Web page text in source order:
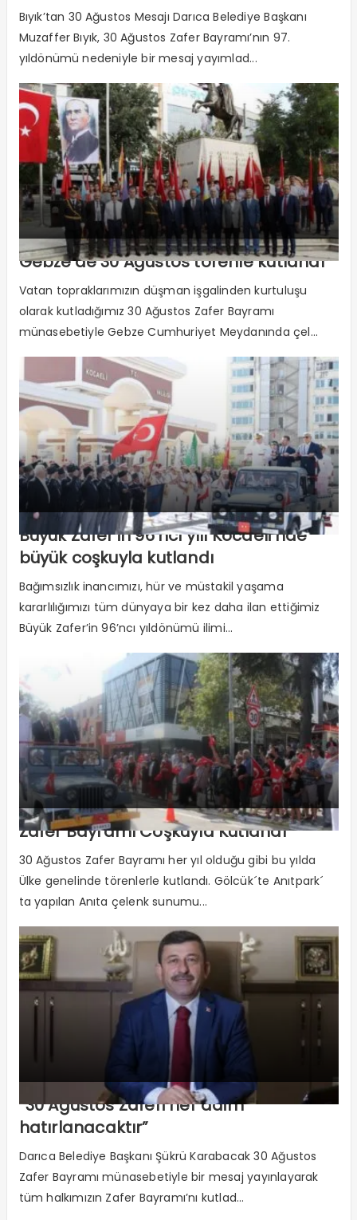
Bıyık’tan 30 Ağustos Mesajı Darıca Belediye Başkanı
Muzaffer Bıyık, 30 Ağustos Zafer Bayramı’nın 97.
yıldönümü nedeniyle bir mesaj yayımlad...
Gebze’de 30 Ağustos törenle kutlandı
Vatan topraklarımızın düşman işgalinden kurtuluşu
olarak kutladığımız 30 Ağustos Zafer Bayramı
münasebetiyle Gebze Cumhuriyet Meydanında çel...
Büyük Zafer’in 96’ncı yılı Kocaeli’nde
büyük coşkuyla kutlandı
Bağımsızlık inancımızı, hür ve müstakil yaşama
kararlılığımızı tüm dünyaya bir kez daha ilan ettiğimiz
Büyük Zafer’in 96’ncı yıldönümü ilimi...
Zafer Bayramı Coşkuyla Kutlandı
30 Ağustos Zafer Bayramı her yıl olduğu gibi bu yılda
Ülke genelinde törenlerle kutlandı. Gölcük´te Anıtpark´
ta yapılan Anıta çelenk sunumu...
“30 Ağustos Zaferi her daim
hatırlanacaktır”
Darıca Belediye Başkanı Şükrü Karabacak 30 Ağustos
Zafer Bayramı münasebetiyle bir mesaj yayınlayarak
tüm halkımızın Zafer Bayramı’nı kutlad...